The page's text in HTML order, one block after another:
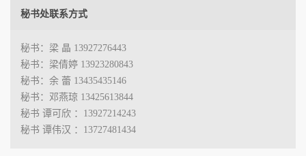
秘书处联系方式
秘书：梁 晶 13927276443
秘书：梁倩婷 13923280843
秘书：余 蕾 13435435146
秘书：邓燕琼 13425613844
秘书 谭可欣 ：13927214243
秘书 谭伟汉 ：13727481434